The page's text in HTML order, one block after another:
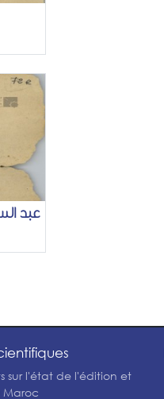
عبد
sur l'état de l'édition et
Maroc